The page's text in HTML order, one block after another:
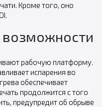
Кроме того, оно
рабочую платформу.
испарения во
обеспечивает
продолжится с того
предупредит об обрыве